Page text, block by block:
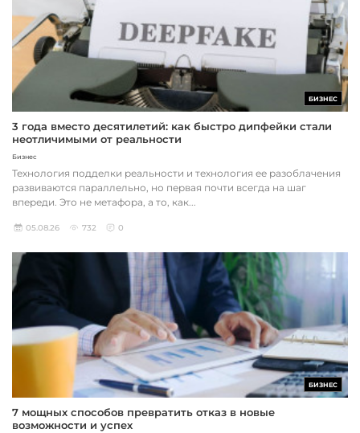
БИЗНЕС
3 года вместо десятилетий: как быстро дипфейки стали
неотличимыми от реальности
Бизнес
Технология подделки реальности и технология ее разоблачения
развиваются параллельно, но первая почти всегда на шаг
впереди. Это не метафора, а то, как...
05.08.26 732 0
БИЗНЕС
7 мощных способов превратить отказ в новые
возможности и успех